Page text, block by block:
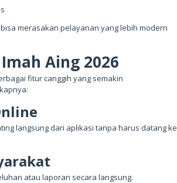
merasakan pelayanan yang lebih modern
Aing 2026
fitur canggih yang semakin
langsung dari aplikasi tanpa harus datang ke
atau laporan secara langsung.